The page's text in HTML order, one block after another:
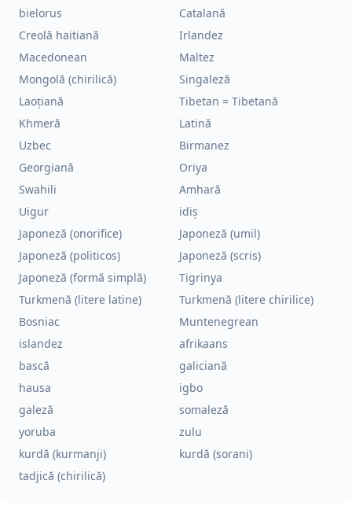
bielorus
Catalană
Creolă haitiană
Irlandez
Macedonean
Maltez
Mongolă (chirilică)
Singaleză
Laoțiană
Tibetan = Tibetană
Khmeră
Latină
Uzbec
Birmanez
Georgiană
Oriya
Swahili
Amhară
Uigur
idiș
Japoneză (onorifice)
Japoneză (umil)
Japoneză (politicos)
Japoneză (scris)
Japoneză (formă simplă)
Tigrinya
Turkmenă (litere latine)
Turkmenă (litere chirilice)
Bosniac
Muntenegrean
islandez
afrikaans
bască
galiciană
hausa
igbo
galeză
somaleză
yoruba
zulu
kurdă (kurmanji)
kurdă (sorani)
tadjică (chirilică)